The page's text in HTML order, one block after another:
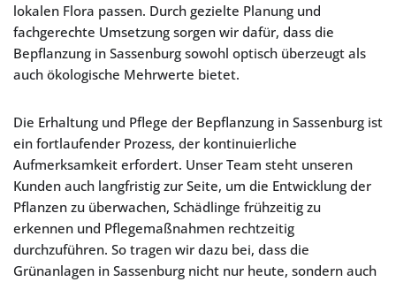
lokalen Flora passen. Durch gezielte Planung und
fachgerechte Umsetzung sorgen wir dafür, dass die
Bepflanzung in Sassenburg sowohl optisch überzeugt als
auch ökologische Mehrwerte bietet.
Die Erhaltung und Pflege der Bepflanzung in Sassenburg ist
ein fortlaufender Prozess, der kontinuierliche
Aufmerksamkeit erfordert. Unser Team steht unseren
Kunden auch langfristig zur Seite, um die Entwicklung der
Pflanzen zu überwachen, Schädlinge frühzeitig zu
erkennen und Pflegemaßnahmen rechtzeitig
durchzuführen. So tragen wir dazu bei, dass die
Grünanlagen in Sassenburg nicht nur heute, sondern auch